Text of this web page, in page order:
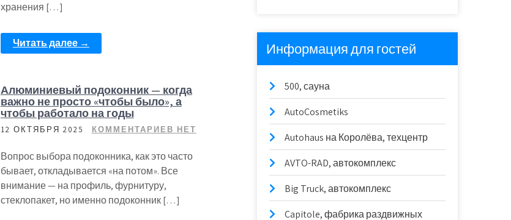
хранения […]
Читать далее →
Алюминиевый подоконник — когда
важно не просто «чтобы было», а
чтобы работало на годы
12 ОКТЯБРЯ 2025 КОММЕНТАРИЕВ НЕТ
Вопрос выбора подоконника, как это часто
бывает, откладывается «на потом». Все
внимание — на профиль, фурнитуру,
стеклопакет, но именно подоконник […]
Информация для гостей
500, сауна
AutoCosmetiks
Autohaus на Королёва, техцентр
AVTO-RAD, автокомплекс
Big Truck, автокомплекс
Capitole, фабрика раздвижных